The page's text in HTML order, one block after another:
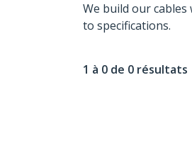
We build our
to specifications.
1 à 0 de 0 résultats